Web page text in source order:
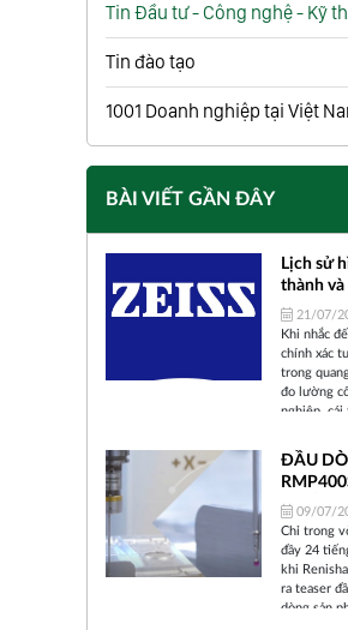
Tin Đầu tư - Công nghệ - Kỹ
Tin đào tạo
1001 Doanh nghiệp tại Việt
BÀI VIẾT GẦN ĐÂY
Lịch sử
thành và
triển của
Zeiss
21/07/
Khi nhắc
chính xác
trong
đo lường
nghiệp, cái
tâm trí các
nhà khoa
toàn thế
là ZEISS
Trải qua
năm tồn tại
triển, từ
cơ khí
bé tại
ĐẦU DÒ
BƯỚC
"ALL-IN-
CỦA
TRONG
09/07/
Chỉ trong
đầy 24
khi
ra teaser
dòng sản